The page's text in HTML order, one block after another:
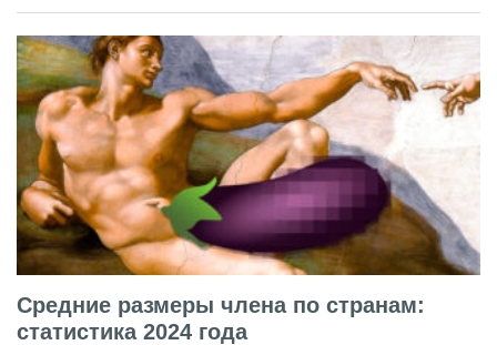
Средние размеры члена по странам:
статистика 2024 года